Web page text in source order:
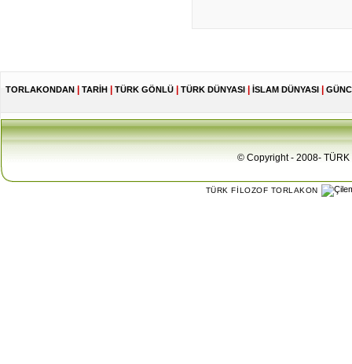
TORLAKONDAN TARİH TÜRK GÖNLÜ TÜRK DÜNYASI İSLAM DÜNYASI
© Copyright - 2008- TÜRK
TÜRK FİLOZOF TORLAKON